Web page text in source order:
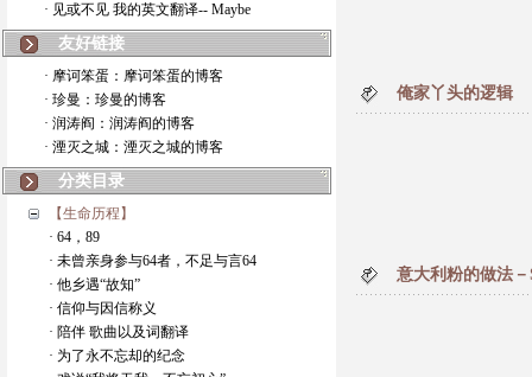
· 见或不见 我的英文翻译-- Maybe
友好链接
· 摩诃笨蛋：摩诃笨蛋的博客
· 珍曼：珍曼的博客
· 润涛阎：润涛阎的博客
· 湮灭之城：湮灭之城的博客
分类目录
【生命历程】
· 64，89
· 未曾亲身参与64者，不足与言64
· 他乡遇“故知”
· 信仰与因信称义
· 陪伴 歌曲以及词翻译
· 为了永不忘却的纪念
俺家丫头的逻辑
意大利粉的做法